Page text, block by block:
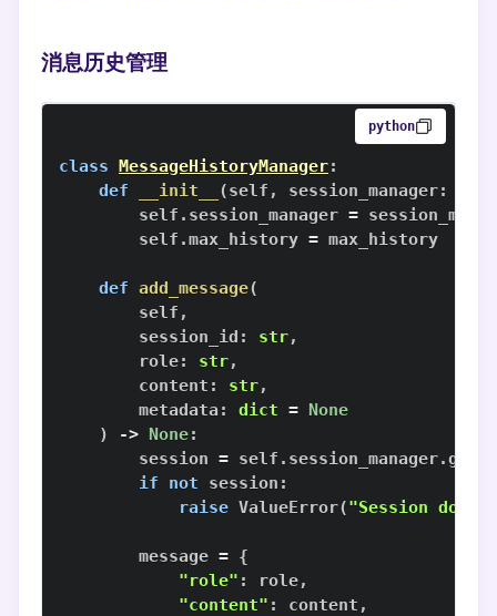
消息历史管理
python
class MessageHistoryManager:
def
__init__ (self , session_manager:
        self
. session_manager =
        self
.max_history =
def add_message(
        self
,
        session_id
: str,
        role
: str,
        content
: str,
        metadata
: dict = None
)
-> None:
        session
= self . session_manager.
if
not session :
raise ValueError("Session does
        message
= {
"role" : role,
"content" : content ,